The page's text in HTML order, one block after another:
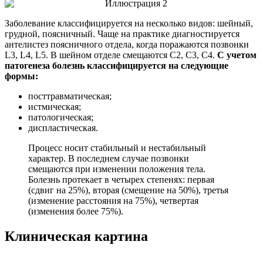
Заболевание классифицируется на несколько видов: шейный,
грудной, поясничный. Чаще на практике диагностируется
антелистез поясничного отдела, когда поражаются позвонки
L3, L4, L5. В шейном отделе смещаются С2, С3, С4. С учетом
патогенеза болезнь классифицируется на следующие
формы:
посттравматическая;
истмическая;
патологическая;
диспластическая.
Процесс носит стабильный и нестабильный
характер. В последнем случае позвонки
смещаются при изменении положения тела.
Болезнь протекает в четырех степенях: первая
(сдвиг на 25%), вторая (смещение на 50%), третья
(изменение расстояния на 75%), четвертая
(изменения более 75%).
Клиническая картина